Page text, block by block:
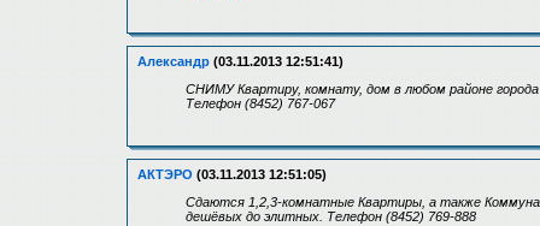
Александр (03.11.2013 12:51:41)
СНИМУ Квартиру, комнату, дом в любом районе
Телефон (8452) 767-067
АКТЭРО (03.11.2013 12:51:05)
Сдаются 1,2,3-комнатные Квартиры, а также
дешёвых до элитных. Телефон (8452) 769-888